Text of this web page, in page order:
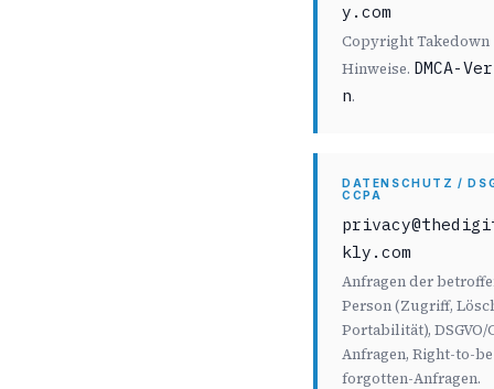
y.com
Copyright Takedown
Hinweise. DMCA-
n.
DATENSCHUTZ /
CCPA
kly.com
Anfragen der
Person (Zugriff,
Portabilität), DSGVO/
Anfragen, Right-to-
forgotten-Anfragen.